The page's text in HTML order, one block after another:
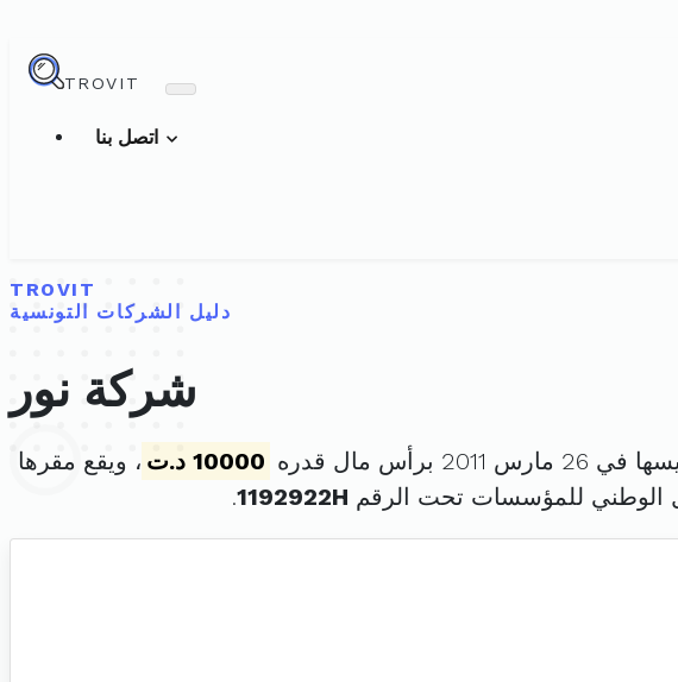
TROVIT
TROVIT
دليل الشركات التونسية
شركة نور
2011 برأس مال قدره 10000 د.ت
، ويقع مقرها
للمؤسسات تحت الرقم 1192922H
.